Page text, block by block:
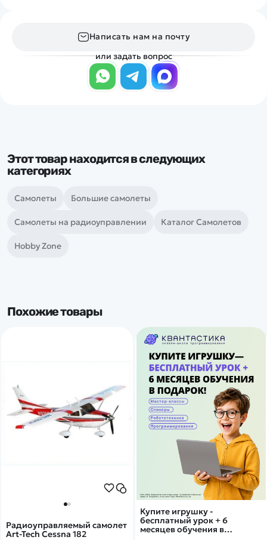
Написать нам на почту
или задать вопрос
Этот товар находится в следующих
категориях
Самолеты Большие самолеты
Самолеты на радиоуправлении Каталог Самолетов
Hobby Zone
Похожие товары
Купите игрушку -
бесплатный урок + 6
месяцев обучения в
Радиоуправляемый самолет
Art-Tech Cessna 182